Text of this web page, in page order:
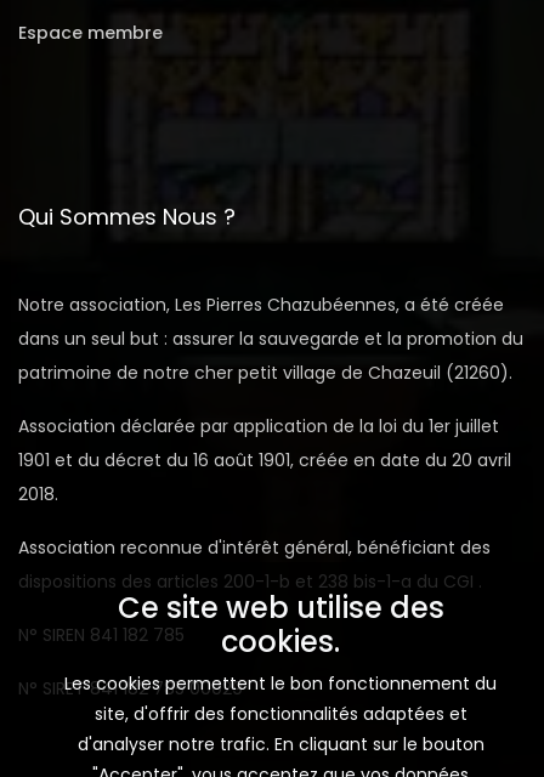
Espace membre
Qui Sommes Nous ?
Notre association, Les Pierres Chazubéennes, a été créée
dans un seul but : assurer la sauvegarde et la promotion du
patrimoine de notre cher petit village de Chazeuil (21260).
Association déclarée par application de la loi du 1er juillet
1901 et du décret du 16 août 1901, créée en date du 20 avril
2018.
Association reconnue d'intérêt général, bénéficiant des
dispositions des articles 200-1-b et 238 bis-1-a du CGI .
N° SIREN 841 182 785
N° SIRET 841 182 785 00029
Ce site web utilise des
cookies.
Les cookies permettent le bon fonctionnement du
site, d'offrir des fonctionnalités adaptées et
d'analyser notre trafic. En cliquant sur le bouton